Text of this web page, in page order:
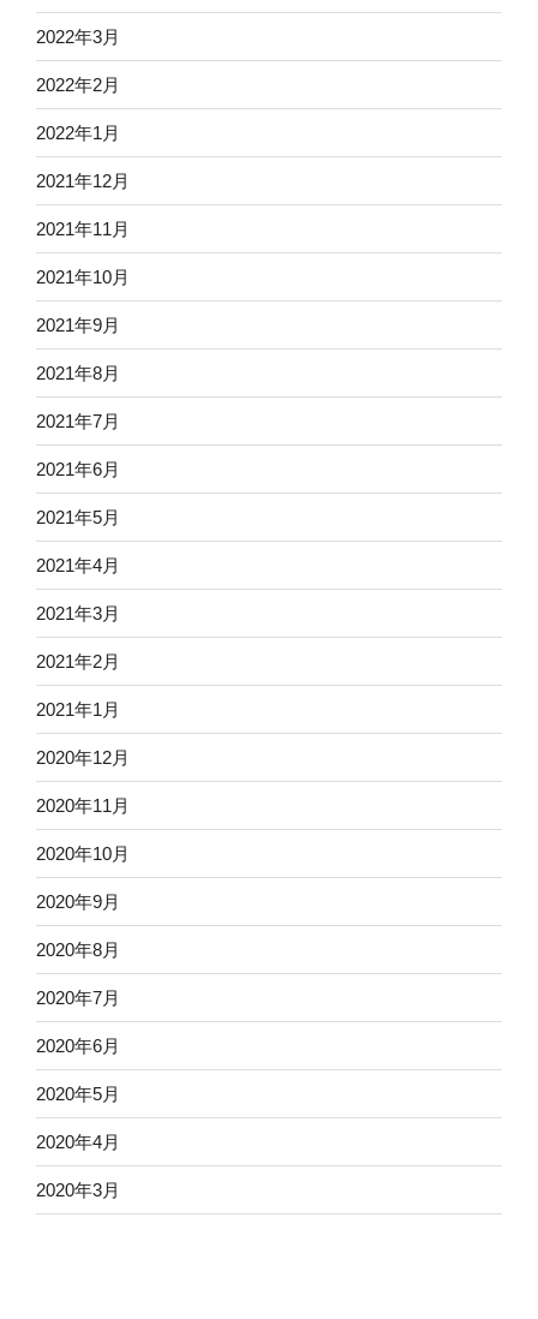
2022年3月
2022年2月
2022年1月
2021年12月
2021年11月
2021年10月
2021年9月
2021年8月
2021年7月
2021年6月
2021年5月
2021年4月
2021年3月
2021年2月
2021年1月
2020年12月
2020年11月
2020年10月
2020年9月
2020年8月
2020年7月
2020年6月
2020年5月
2020年4月
2020年3月